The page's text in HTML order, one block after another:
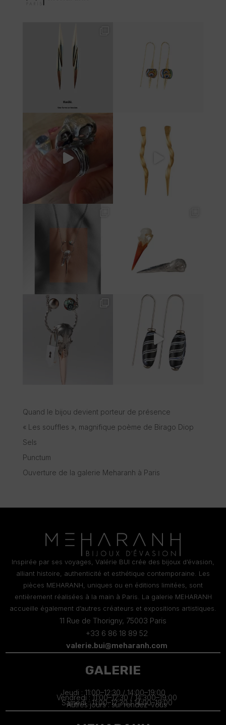
Quand le bijou devient porteur de présence
« Les souffles », magnifique poème de Birago Diop
Sels
Punctum
Ouverture de la galerie Meharanh à Paris
Inspirée par ses voyages, Valérie BUI crée des bijoux d’évasion,
alliant histoire, authenticité et esthétique contemporaine. Les
pièces MEHARANH, uniques ou en éditions limitées, sont
entièrement réalisées à la main à Paris. La galerie MEHARANH
accueille également d’autres créateurs et expositions artistiques.
11 Rue de Thorigny, 75003 Paris
+33 6 86 18 89 52
valerie.bui@meharanh.com
GALERIE
Jeudi : 11:00–12:30 / 14:00–19:00
Vendredi : 11:00–12:30 / 14:300–19:00
Samedi : 11:00–12:30 / 14:00–19:00
Autres jours : sur rendez-vous